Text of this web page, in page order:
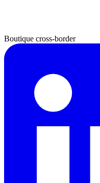
Boutique cross-border